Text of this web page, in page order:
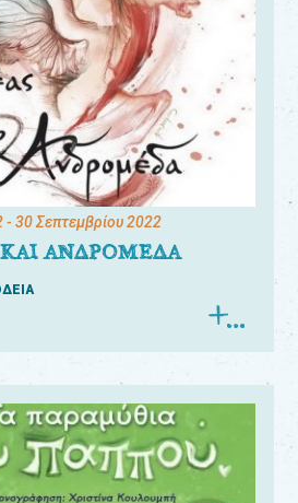
- 30 Σεπτεμβρίου 2022
ΑΝΔΡΟΜΕΔΑ